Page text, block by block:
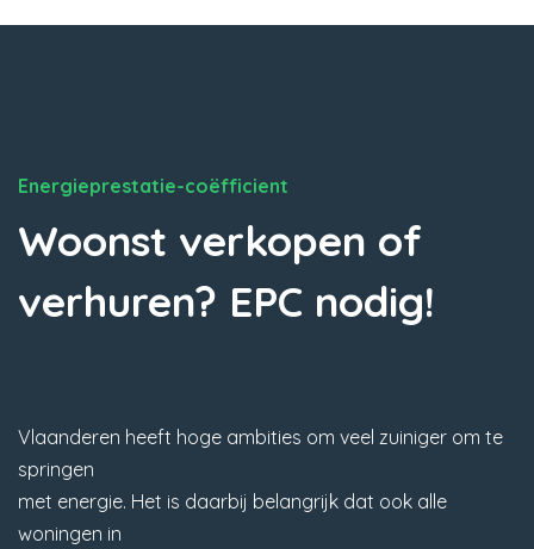
Energieprestatie-coëfficient
Woonst verkopen of
verhuren? EPC nodig!
Vlaanderen heeft hoge ambities om veel zuiniger om te
springen
met energie. Het is daarbij belangrijk dat ook alle
woningen in